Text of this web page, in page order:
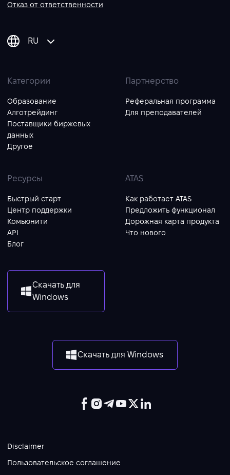
Отказ от ответственности
RU
Категории
Образование
Алготрейдинг
Поставщики биржевых
данных
Другое
Партнерство
Реферальная программа
Для преподавателей
Ресурсы
Быстрый старт
Центр поддержки
Комьюнити
API
Блог
ATAS
Как работает ATAS
Предложить функционал
Дорожная карта продукта
Что нового
Скачать для
Windows
Скачать для Windows
Disclaimer
Пользовательское соглашение